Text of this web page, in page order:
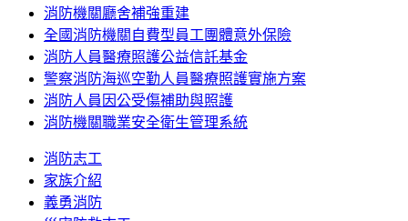
消防機關廳舍補強重建
全國消防機關自費型員工團體意外保險
消防人員醫療照護公益信託基金
警察消防海巡空勤人員醫療照護實施方案
消防人員因公受傷補助與照護
消防機關職業安全衛生管理系統
消防志工
家族介紹
義勇消防